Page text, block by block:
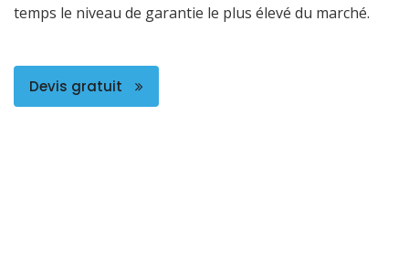
temps le niveau de garantie le plus élevé du marché.
Devis gratuit